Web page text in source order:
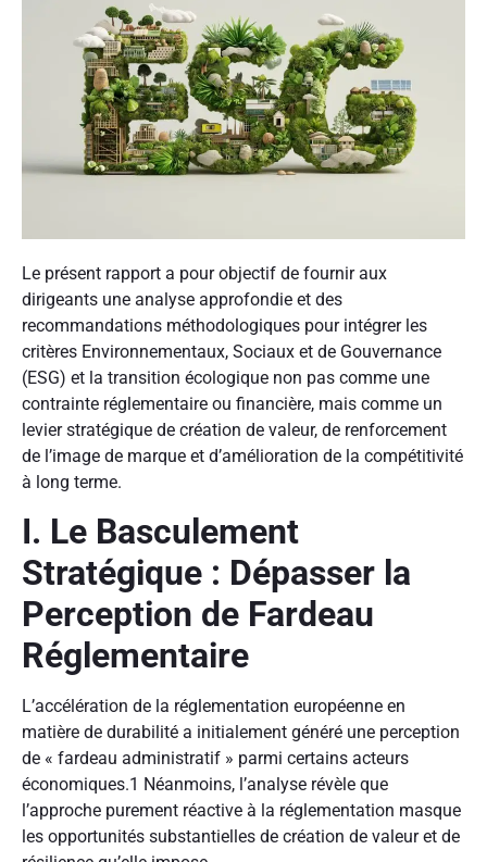
Le présent rapport a pour objectif de fournir aux
dirigeants une analyse approfondie et des
recommandations méthodologiques pour intégrer les
critères Environnementaux, Sociaux et de Gouvernance
(ESG) et la transition écologique non pas comme une
contrainte réglementaire ou financière, mais comme un
levier stratégique de création de valeur, de renforcement
de l’image de marque et d’amélioration de la compétitivité
à long terme.
I. Le Basculement
Stratégique : Dépasser la
Perception de Fardeau
Réglementaire
L’accélération de la réglementation européenne en
matière de durabilité a initialement généré une perception
de « fardeau administratif » parmi certains acteurs
économiques.1 Néanmoins, l’analyse révèle que
l’approche purement réactive à la réglementation masque
les opportunités substantielles de création de valeur et de